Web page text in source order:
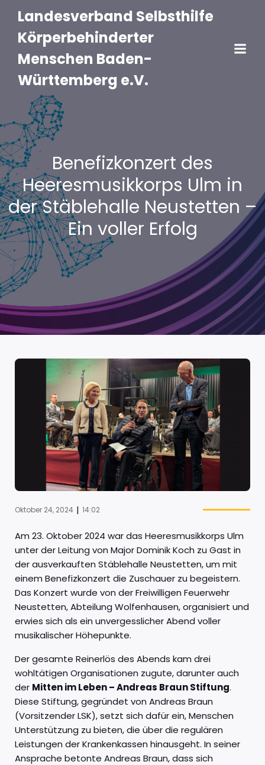
Landesverband Selbsthilfe
Körperbehinderter
Menschen Baden-
Württemberg e.V.
Benefizkonzert des
Heeresmusikkorps Ulm in
der Stäblehalle Neustetten –
Ein voller Erfolg
Oktober 24, 2024 | 14:02
Am 23. Oktober 2024 war das Heeresmusikkorps Ulm
unter der Leitung von Major Dominik Koch zu Gast in
der ausverkauften Stäblehalle Neustetten, um mit
einem Benefizkonzert die Zuschauer zu begeistern.
Das Konzert wurde von der Freiwilligen Feuerwehr
Neustetten, Abteilung Wolfenhausen, organisiert und
erwies sich als ein unvergesslicher Abend voller
musikalischer Höhepunkte.
Der gesamte Reinerlös des Abends kam drei
wohltätigen Organisationen zugute, darunter auch
der Mitten im Leben – Andreas Braun Stiftung.
Diese Stiftung, gegründet von Andreas Braun
(Vorsitzender LSK), setzt sich dafür ein, Menschen
Unterstützung zu bieten, die über die regulären
Leistungen der Krankenkassen hinausgeht. In seiner
Ansprache betonte Andreas Braun, dass sich